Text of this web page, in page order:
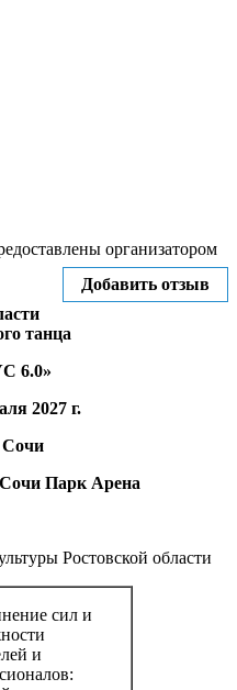
организатором
Добавить отзыв
танца
6.0»
2027 г.
Сочи
Сочи Парк Арена
Ростовской области
сил и
и